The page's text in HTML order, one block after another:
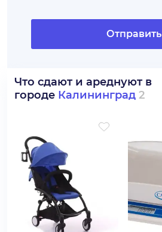
Отправить
Что сдают и ареднуют в
городе Калининград 2